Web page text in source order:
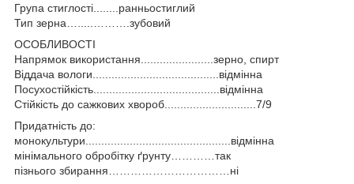
Група стиглості........ранньостиглий
Тип зерна….....……….зубовий
ОСОБЛИВОСТІ
Напрямок використання.......................зерно, спирт
Віддача вологи........................................відмінна
Посухостійкість........................................відмінна
Стійкість до сажкових хвороб.............................7/9
Придатність до:
монокультури..............................................відмінна
мінімального обробітку ґрунту…………так
пізнього збирання……………………………ні